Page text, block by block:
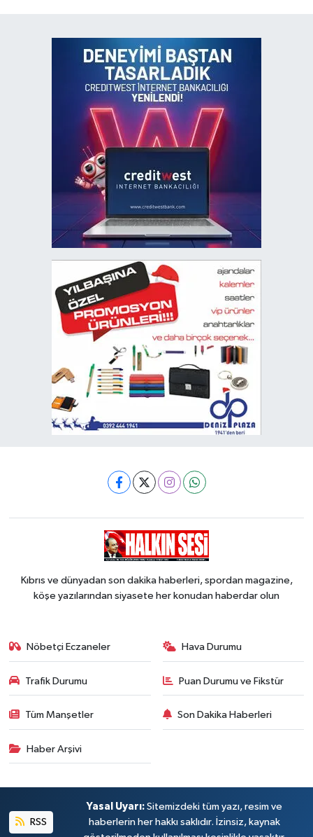
Kıbrıs ve dünyadan son dakika haberleri, spordan magazine,
köşe yazılarından siyasete her konudan haberdar olun
Nöbetçi Eczaneler Hava Durumu
Trafik Durumu Puan Durumu ve Fikstür
Tüm Manşetler Son Dakika Haberleri
Haber Arşivi
RSS
Yasal Uyarı: Sitemizdeki tüm yazı, resim ve
haberlerin her hakkı saklıdır. İzinsiz, kaynak